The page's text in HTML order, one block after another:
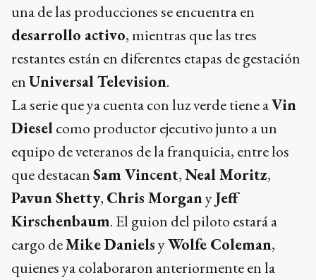
una de las producciones se encuentra en
desarrollo activo, mientras que las tres
restantes están en diferentes etapas de gestación
enUniversal Television.
La serie que ya cuenta con luz verde tiene aVin
Dieselcomo productor ejecutivo junto a un
equipo de veteranos de la franquicia, entre los
que destacanSam Vincent,Neal Moritz,
Pavun Shetty, Chris MorganyJeff
Kirschenbaum. El guion del piloto estará a
cargo deMike DanielsyWolfe Coleman,
quienes ya colaboraron anteriormente en la